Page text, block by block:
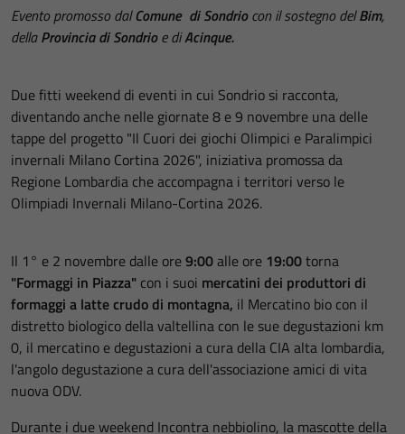
Evento promosso dalComune di Sondriocon il sostegno delBim,
dellaProvincia di Sondrioe diAcinque.
Due fitti weekend di eventi in cui Sondrio si racconta,
diventando anche nelle giornate 8 e 9 novembre una delle
tappe del progetto "Il Cuori dei giochi Olimpici e Paralimpici
invernali Milano Cortina 2026", iniziativa promossa da
Regione Lombardia che accompagna i territori verso le
Olimpiadi Invernali Milano-Cortina 2026.
Il 1° e 2 novembre dalle ore9:00alle ore 19:00torna
"Formaggi in Piazza" con i suoi mercatini dei produttori di
formaggi a latte crudo di montagna, il Mercatino bio con il
distretto biologico della valtellina con le sue degustazioni km
0, il mercatino e degustazioni a cura della CIA alta lombardia,
l'angolo degustazione a cura dell'associazione amici di vita
nuova ODV.
Durante i due weekend Incontra nebbiolino, la mascotte della